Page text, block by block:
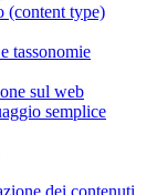
(content type)
tassonomie
sul web
semplice
dei contenuti